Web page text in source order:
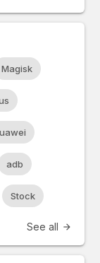
Magisk
adb
Stock
See all arrow_forward